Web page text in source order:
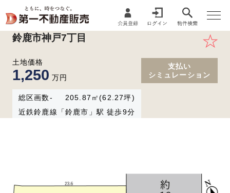
鈴鹿市神戸7丁目
土地価格
1,250 万円
支払い
シミュレーション
総区画数-
205.87㎡(62.27坪)
近鉄鈴鹿線「鈴鹿市」駅 徒歩9分